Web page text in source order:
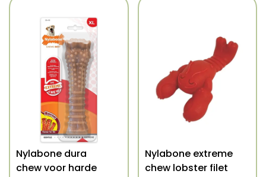
Nylabone dura
chew voor harde
Nylabone extreme
chew lobster filet